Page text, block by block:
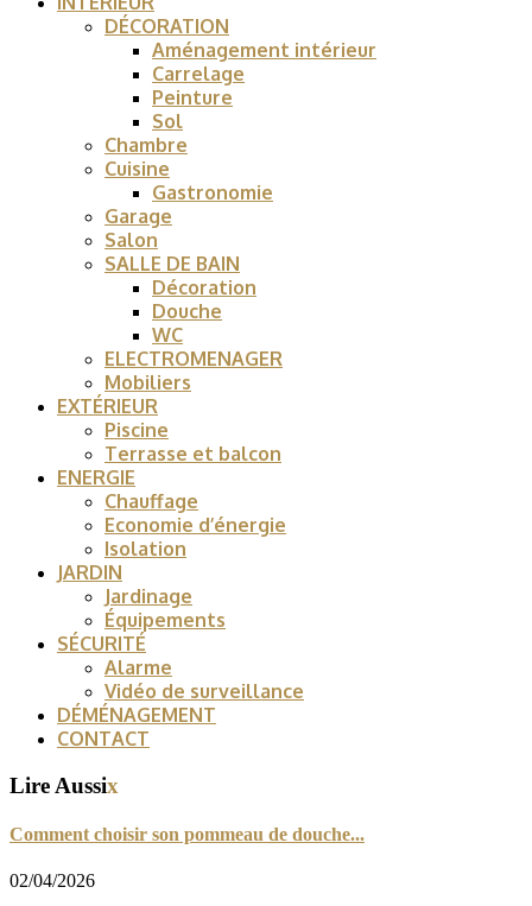
DÉCORATION
Aménagement intérieur
Carrelage
Peinture
Sol
Chambre
Cuisine
Gastronomie
Garage
Salon
SALLE DE BAIN
Décoration
Douche
WC
ELECTROMENAGER
Mobiliers
EXTÉRIEUR
Piscine
Terrasse et balcon
ENERGIE
Chauffage
Economie d’énergie
Isolation
JARDIN
Jardinage
Équipements
SÉCURITÉ
Alarme
Vidéo de surveillance
DÉMÉNAGEMENT
CONTACT
Lire Aussix
Comment choisir son pommeau de douche...
02/04/2026